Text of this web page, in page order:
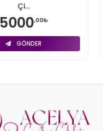
Çi...
5000,00₺
GÖNDER